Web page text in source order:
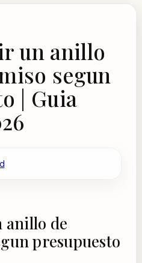
un anillo
segun
| Guia
anillo de
presupuesto